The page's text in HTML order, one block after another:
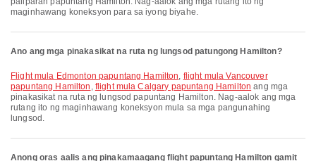
maginhawang koneksyon para sa iyong biyahe.
Ano ang mga pinakasikat na ruta ng lungsod patungong Hamilton?
flight mula Edmonton papuntang Hamilton, flight mula Vancouver
papuntang Hamilton , flight mula Calgary papuntang Hamilton ang mga
pinakasikat na ruta ng lungsod papuntang Hamilton. Nag-aalok ang mga
rutang ito ng maginhawang koneksyon mula sa mga pangunahing
lungsod.
Anong oras aalis ang pinakamaagang flight papuntang Hamilton gamit